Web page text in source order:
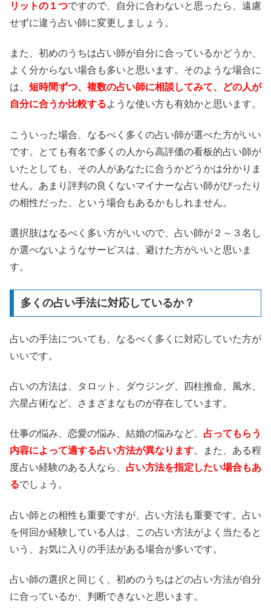
リットの１つですので、自分に合わないと思ったら、遠慮
せずに違う占い師に変更しましょう。
また、初めのうちは占い師が自分に合っているかどうか、
よく分からない場合も多いと思います。そのような場合に
は、 短時間ずつ、複数の占い師に相談してみて、どの人が
自分に合うか比較するような使い方も有効かと思います。
こういった場合、なるべく多くの占い師が選べた方がいい
です。とても有名で多くの人から高評価の看板的占い師が
いたとしても、その人があなたに合うかどうかは分かりま
せん。あまり評判の良くないマイナーな占い師がぴったり
の相性だった、という場合もあるかもしれません。
選択肢はなるべく多い方がいいので、占い師が２～３名し
か選べないようなサービスは、避けた方がいいと思いま
す。
多くの占い手法に対応しているか？
占いの手法についても、なるべく多くに対応していた方が
いいです。
占いの方法は、タロット、ダウジング、四柱推命、風水、
六星占術など、さまざまなものが存在しています。
仕事の悩み、恋愛の悩み、結婚の悩みなど、 占ってもらう
内容によって適する占い方法が異なります。また、ある程
度占い経験のある人なら、 占い方法を指定したい場合もあ
るでしょう。
占い師との相性も重要ですが、占い方法も重要です。占い
を何回か経験している人は、この占い方法がよく当たると
いう、お気に入りの手法がある場合が多いです。
占い師の選択と同じく、初めのうちはどの占い方法が自分
に合っているか、判断できないと思います。